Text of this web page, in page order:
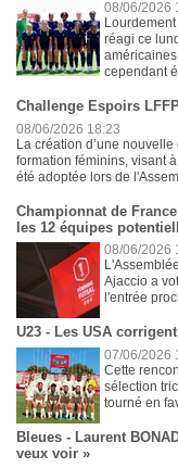
08/06/2026
réagi ce
cependant
Challenge Espoirs
08/06/2026 18:23
La création d’une
formation féminins, visant
été adoptée lors de
Championnat de
les 12 équipes
08/06/2026
Ajaccio a
l'entrée
U23 - Les USA
07/06/2026
Cette
sélection
tourné en
Bleues - Laurent
veux voir »